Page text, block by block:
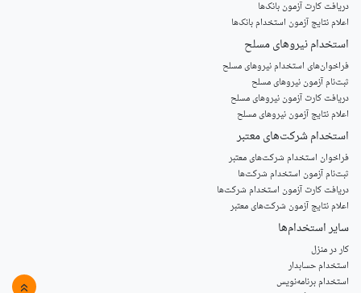
»
دریافت کارت آزمون بانک‌ها
اعلام نتایج آزمون استخدام بانک‌ها
استخدام‌ نیروهای مسلح
‌فراخوان‌های استخدام‌ نیروهای مسلح
ثبت‌نام آزمون نیروهای مسلح
دریافت کارت آزمون نیروهای مسلح
اعلام نتایج آزمون نیروهای مسلح
استخدام‌ شرکت‌های معتبر
فراخوان استخدام شرکت‌های معتبر
ثبت‌نام آزمون استخدام شرکت‌ها
دریافت کارت آزمون استخدام شرکت‌ها
اعلام نتایج آزمون شرکت‌های معتبر
سایر استخدام‌ها
کار در منزل
استخدام حسابدار
استخدام برنامه‌نویس